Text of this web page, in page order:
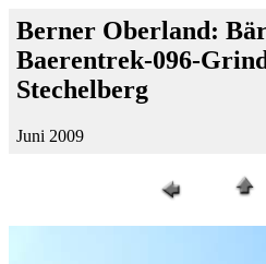
Berner Oberland:
Baerentrek-096-
Stechelberg
Juni 2009